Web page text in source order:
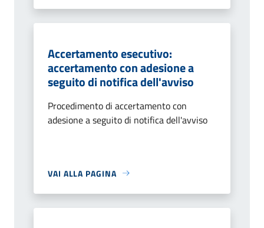
Accertamento esecutivo:
accertamento con adesione a
seguito di notifica dell'avviso
Procedimento di accertamento con
adesione a seguito di notifica dell'avviso
VAI ALLA PAGINA